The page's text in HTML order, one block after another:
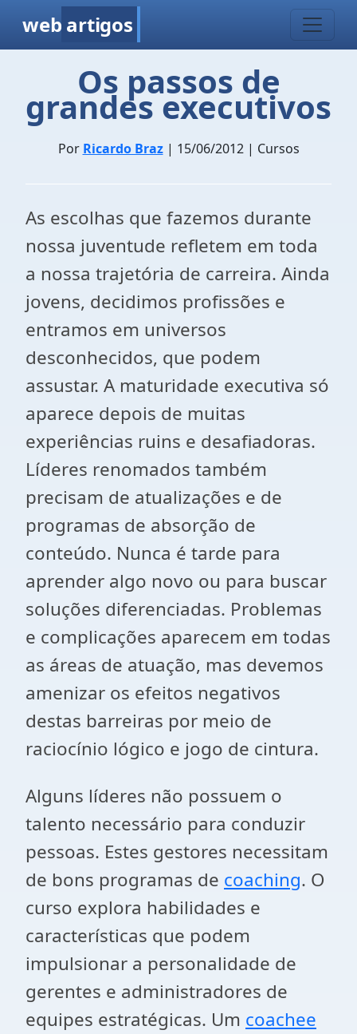
web artigos
Os passos de
grandes executivos
Por Ricardo Braz| 15/06/2012 | Cursos
As escolhas que fazemos durante
nossa juventude refletem em toda
a nossa trajetória de carreira. Ainda
jovens, decidimos profissões e
entramos em universos
desconhecidos, que podem
assustar. A maturidade executiva só
aparece depois de muitas
experiências ruins e desafiadoras.
Líderes renomados também
precisam de atualizações e de
programas de absorção de
conteúdo. Nunca é tarde para
aprender algo novo ou para buscar
soluções diferenciadas. Problemas
e complicações aparecem em todas
as áreas de atuação, mas devemos
amenizar os efeitos negativos
destas barreiras por meio de
raciocínio lógico e jogo de cintura.
Alguns líderes não possuem o
talento necessário para conduzir
pessoas. Estes gestores necessitam
de bons programas de coaching. O
curso explora habilidades e
características que podem
impulsionar a personalidade de
gerentes e administradores de
equipes estratégicas. Um coachee